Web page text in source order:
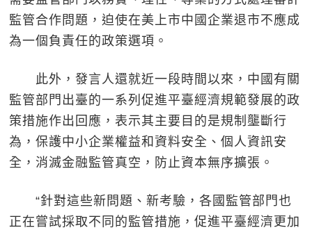
監管合作問題，迫使在美上市中國企業退市不應成
為一個負責任的政策選項。
此外，發言人還就近一段時間以來，中國有關
監管部門出臺的一系列促進平臺經濟規範發展的政
策措施作出回應，表示其主要目的是規制壟斷行
為，保護中小企業權益和資料安全、個人資訊安
全，消滅金融監管真空，防止資本無序擴張。
“針對這些新問題、新考驗，各國監管部門也
正在嘗試採取不同的監管措施，促進平臺經濟更加